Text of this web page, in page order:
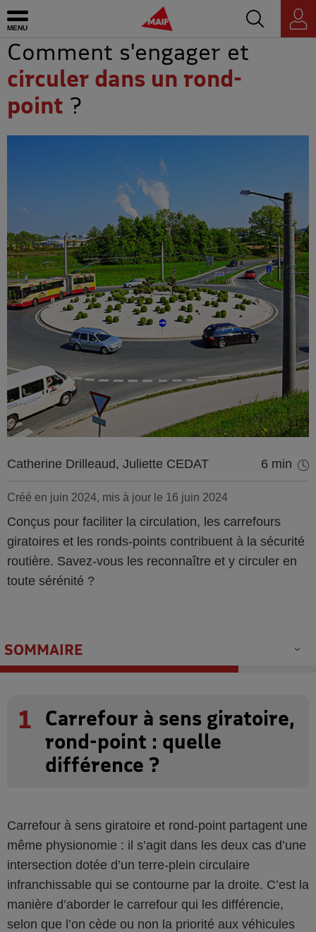
Ouvrir le menu MAIF - Allez à l'accueil de maif.fr
Accédez au
Espace
personnel
Comment s'engager et
circuler dans un rond-
point ?
Catherine Drilleaud, Juliette CEDAT 6 min
Créé en juin 2024, mis à jour le 16 juin 2024
Conçus pour faciliter la circulation, les carrefours
giratoires et les ronds-points contribuent à la sécurité
routière. Savez-vous les reconnaître et y circuler en
toute sérénité ?
SOMMAIRE
1
Carrefour à sens giratoire,
rond-point : quelle
différence ?
Carrefour à sens giratoire et rond-point partagent une
même physionomie : il s’agit dans les deux cas d’une
intersection dotée d’un terre-plein circulaire
infranchissable qui se contourne par la droite. C’est la
manière d’aborder le carrefour qui les différencie,
selon que l’on cède ou non la priorité aux véhicules